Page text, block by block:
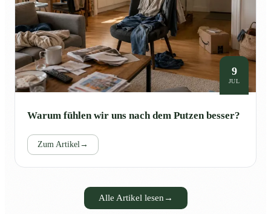
9
JUL
Warum fühlen wir uns nach dem Putzen besser?
Zum Artikel →
Alle Artikel lesen →